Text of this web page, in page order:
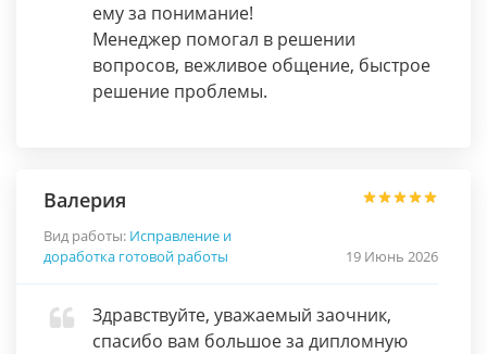
ему за понимание!
Менеджер помогал в решении
вопросов, вежливое общение, быстрое
решение проблемы.
Валерия
Вид работы: Исправление и
доработка готовой работы
19 Июнь 2026
Здравствуйте, уважаемый заочник,
спасибо вам большое за дипломную